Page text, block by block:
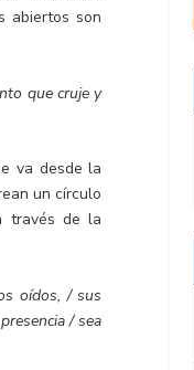
abiertos son
que cruje y
va desde la
un círculo
través de la
oídos, / sus
/ sea